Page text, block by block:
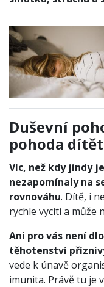
Duševní
pohoda
Víc, než kdy jindy
nezapomínaly na
rovnováhu. Dítě, i
rychle vycítí a může
Ani pro vás není
těhotenství
vede k únavě
imunita. Právě tu je